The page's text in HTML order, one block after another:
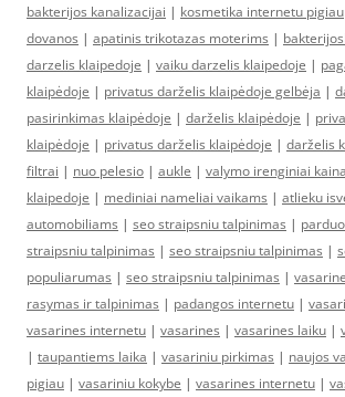
bakterijos kanalizacijai | kosmetika internetu pigiau
dovanos | apatinis trikotazas moterims |
darzelis klaipedoje | vaiku darzelis klaipedoje |
klaipėdoje | privatus darželis klaipėdoje gelbėja |
pasirinkimas klaipėdoje | darželis klaipėdoje |
klaipėdoje | privatus darželis klaipėdoje | darželis
filtrai | nuo pelesio | aukle | valymo irenginiai kaina
klaipedoje | mediniai nameliai vaikams | atlieku
automobiliams | seo straipsniu talpinimas |
straipsniu talpinimas | seo straipsniu talpinimas |
populiarumas | seo straipsniu talpinimas |
rasymas ir talpinimas | padangos internetu |
vasarines internetu | vasarines | vasarines laiku |
| taupantiems laika | vasariniu pirkimas | naujos
pigiau | vasariniu kokybe | vasarines internetu |